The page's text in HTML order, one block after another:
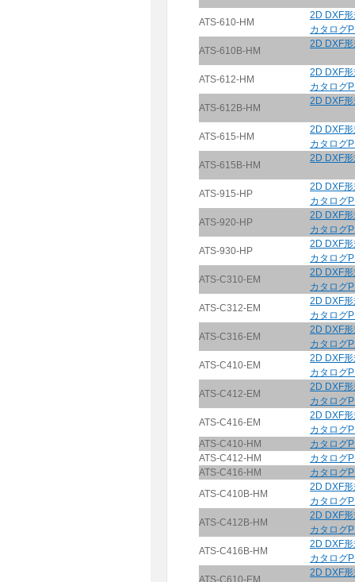
ATS-610-HM
2D DXF
カタログ
ATS-610B-HM
2D DXF
ATS-612-HM
2D DXF
カタログ
ATS-612B-HM
2D DXF
ATS-615-HM
2D DXF
カタログ
ATS-615B-HM
2D DXF
ATS-915-HP
2D DXF
カタログ
ATS-920-HP
2D DXF
カタログ
ATS-930-HP
2D DXF
カタログ
ATS-C310-EM
2D DXF
カタログ
ATS-C312-EM
2D DXF
カタログ
ATS-C316-EM
2D DXF
カタログ
ATS-C410-EM
2D DXF
カタログ
ATS-C412-EM
2D DXF
カタログ
ATS-C416-EM
2D DXF
カタログ
ATS-C410-HM
カタログ
ATS-C412-HM
カタログ
ATS-C416-HM
カタログ
ATS-C410B-HM
2D DXF
カタログ
ATS-C412B-HM
2D DXF
カタログ
ATS-C416B-HM
2D DXF
カタログ
ATS-C610-EM
2D DXF